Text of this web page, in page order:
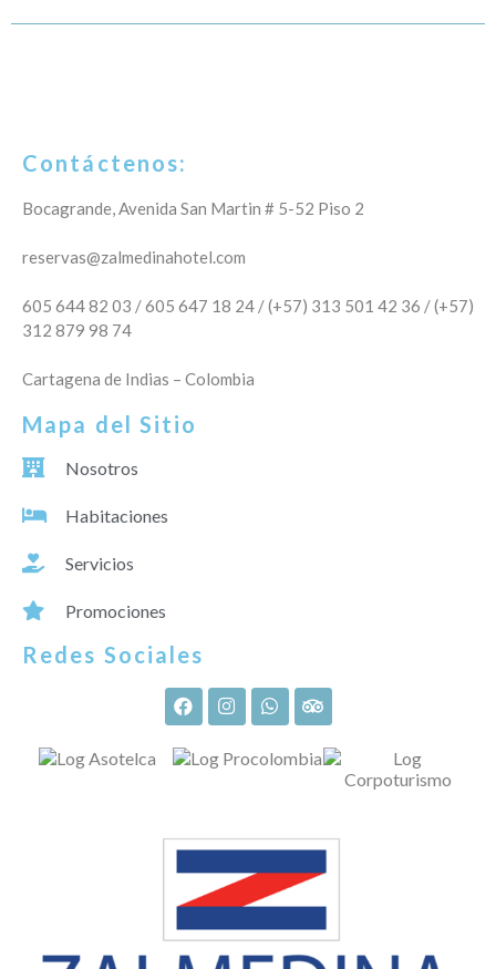
Contáctenos:
Bocagrande, Avenida San Martin # 5-52 Piso 2
reservas@zalmedinahotel.com
605 644 82 03 / 605 647 18 24 / (+57) 313 501 42 36 / (+57)
312 879 98 74
Cartagena de Indias – Colombia
Mapa del Sitio
Nosotros
Habitaciones
Servicios
Promociones
Redes Sociales